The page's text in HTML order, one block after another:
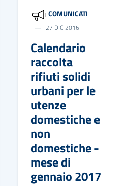
COMUNICATI
27 DIC 2016
Calendario
raccolta
rifiuti solidi
urbani per le
utenze
domestiche e
non
domestiche -
mese di
gennaio 2017